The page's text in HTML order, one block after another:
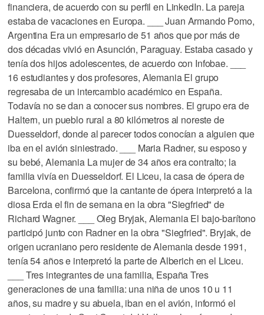
financiera, de acuerdo con su perfil en LinkedIn. La pareja
estaba de vacaciones en Europa. ___ Juan Armando Pomo,
Argentina Era un empresario de 51 años que por más de
dos décadas vivió en Asunción, Paraguay. Estaba casado y
tenía dos hijos adolescentes, de acuerdo con Infobae. ___
16 estudiantes y dos profesores, Alemania El grupo
regresaba de un intercambio académico en España.
Todavía no se dan a conocer sus nombres. El grupo era de
Haltern, un pueblo rural a 80 kilómetros al noreste de
Duesseldorf, donde al parecer todos conocían a alguien que
iba en el avión siniestrado. ___ Maria Radner, su esposo y
su bebé, Alemania La mujer de 34 años era contralto; la
familia vivía en Duesseldorf. El Liceu, la casa de ópera de
Barcelona, confirmó que la cantante de ópera interpretó a la
diosa Erda el fin de semana en la obra "Siegfried" de
Richard Wagner. ___ Oleg Bryjak, Alemania El bajo-barítono
participó junto con Radner en la obra "Siegfried". Bryjak, de
origen ucraniano pero residente de Alemania desde 1991,
tenía 54 años e interpretó la parte de Alberich en el Liceu.
___ Tres integrantes de una familia, España Tres
generaciones de una familia: una niña de unos 10 u 11
años, su madre y su abuela, iban en el avión, informó el